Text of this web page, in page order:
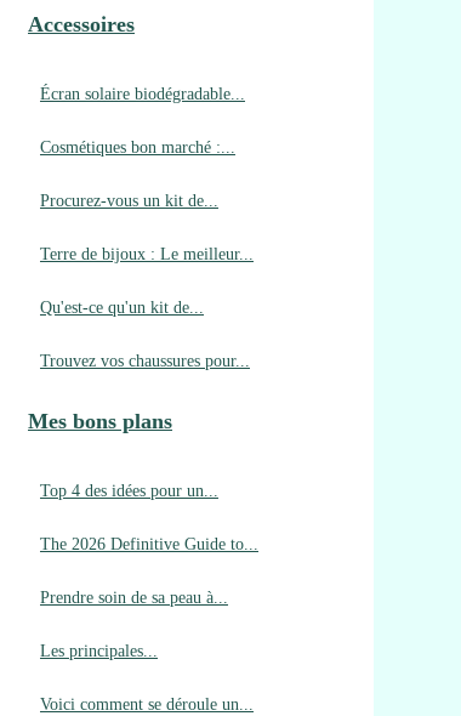
Accessoires
Écran solaire biodégradable...
Cosmétiques bon marché :...
Procurez-vous un kit de...
Terre de bijoux : Le meilleur...
Qu'est-ce qu'un kit de...
Trouvez vos chaussures pour...
Mes bons plans
Top 4 des idées pour un...
The 2026 Definitive Guide to...
Prendre soin de sa peau à...
Les principales...
Voici comment se déroule un...